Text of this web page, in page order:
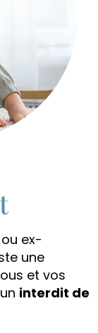
ex-
une
et vos
interdit de